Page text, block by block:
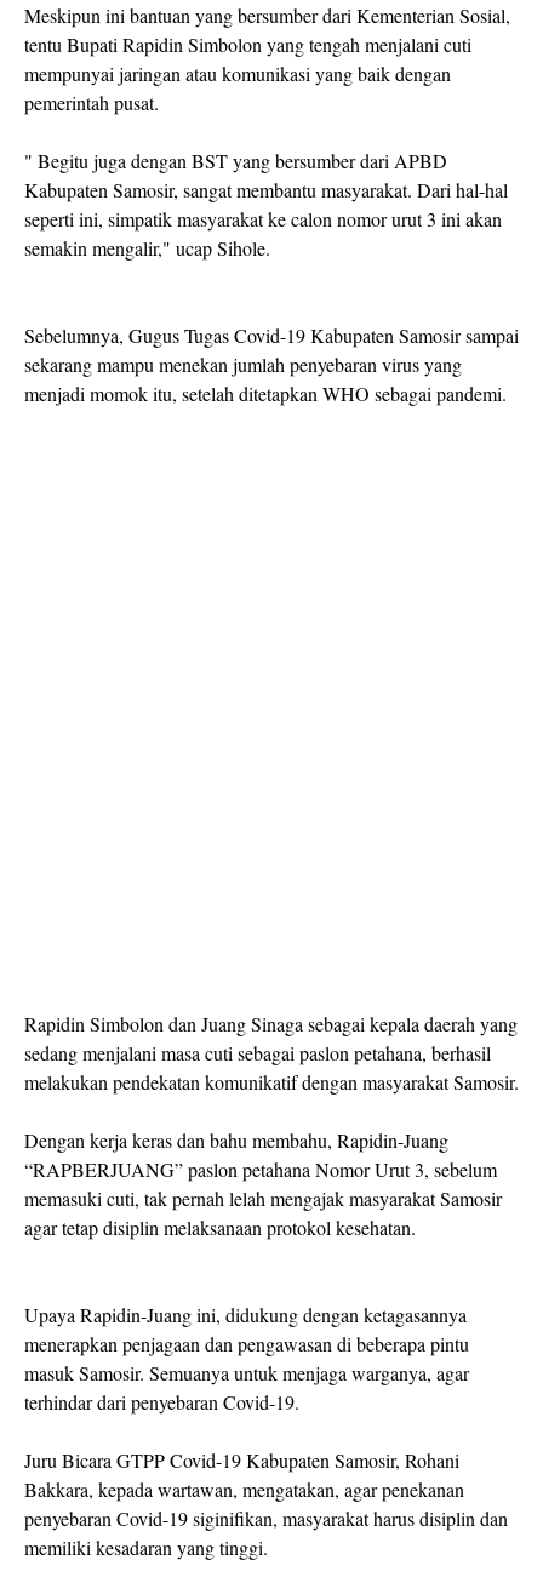
Meskipun ini bantuan yang bersumber dari Kementerian Sosial,
tentu Bupati Rapidin Simbolon yang tengah menjalani cuti
mempunyai jaringan atau komunikasi yang baik dengan
pemerintah pusat.
" Begitu juga dengan BST yang bersumber dari APBD
Kabupaten Samosir, sangat membantu masyarakat. Dari hal-hal
seperti ini, simpatik masyarakat ke calon nomor urut 3 ini akan
semakin mengalir," ucap Sihole.
Sebelumnya, Gugus Tugas Covid-19 Kabupaten Samosir sampai
sekarang mampu menekan jumlah penyebaran virus yang
menjadi momok itu, setelah ditetapkan WHO sebagai pandemi.
Rapidin Simbolon dan Juang Sinaga sebagai kepala daerah yang
sedang menjalani masa cuti sebagai paslon petahana, berhasil
melakukan pendekatan komunikatif dengan masyarakat Samosir.
Dengan kerja keras dan bahu membahu, Rapidin-Juang
“RAPBERJUANG” paslon petahana Nomor Urut 3, sebelum
memasuki cuti, tak pernah lelah mengajak masyarakat Samosir
agar tetap disiplin melaksanaan protokol kesehatan.
Upaya Rapidin-Juang ini, didukung dengan ketagasannya
menerapkan penjagaan dan pengawasan di beberapa pintu
masuk Samosir. Semuanya untuk menjaga warganya, agar
terhindar dari penyebaran Covid-19.
Juru Bicara GTPP Covid-19 Kabupaten Samosir, Rohani
Bakkara, kepada wartawan, mengatakan, agar penekanan
penyebaran Covid-19 siginifikan, masyarakat harus disiplin dan
memiliki kesadaran yang tinggi.